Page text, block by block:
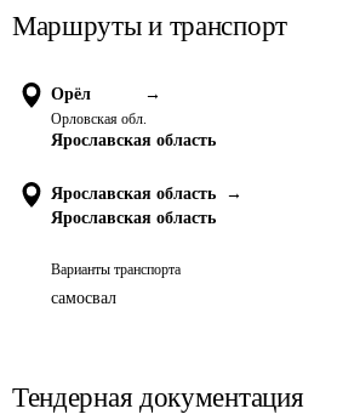
Маршруты и транспорт
Орёл →
Орловская обл.
Ярославская область
Ярославская область
→
Ярославская область
Варианты транспорта
самосвал
Тендерная документация